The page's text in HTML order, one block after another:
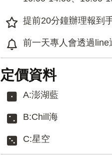
提前20分鐘辦理報到
前一天專人會透過
定價資料
A:澎湖藍
B:Chill海
C:星空